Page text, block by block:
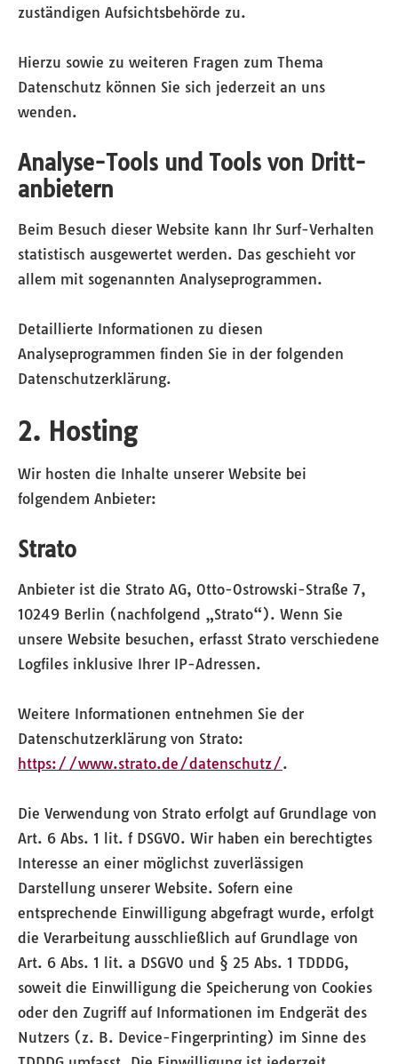
zuständigen Aufsichtsbehörde zu.
Hierzu sowie zu weiteren Fragen zum Thema
Datenschutz können Sie sich jederzeit an uns
wenden.
Analyse-Tools und Tools von Dritt­
anbietern
Beim Besuch dieser Website kann Ihr Surf-Verhalten
statistisch ausgewertet werden. Das geschieht vor
allem mit sogenannten Analyseprogrammen.
Detaillierte Informationen zu diesen
Analyseprogrammen finden Sie in der folgenden
Datenschutzerklärung.
2. Hosting
Wir hosten die Inhalte unserer Website bei
folgendem Anbieter:
Strato
Anbieter ist die Strato AG, Otto-Ostrowski-Straße 7,
10249 Berlin (nachfolgend „Strato“). Wenn Sie
unsere Website besuchen, erfasst Strato verschiedene
Logfiles inklusive Ihrer IP-Adressen.
Weitere Informationen entnehmen Sie der
Datenschutzerklärung von Strato:
https://www.strato.de/datenschutz/.
Die Verwendung von Strato erfolgt auf Grundlage von
Art. 6 Abs. 1 lit. f DSGVO. Wir haben ein berechtigtes
Interesse an einer möglichst zuverlässigen
Darstellung unserer Website. Sofern eine
entsprechende Einwilligung abgefragt wurde, erfolgt
die Verarbeitung ausschließlich auf Grundlage von
Art. 6 Abs. 1 lit. a DSGVO und § 25 Abs. 1 TDDDG,
soweit die Einwilligung die Speicherung von Cookies
oder den Zugriff auf Informationen im Endgerät des
Nutzers (z. B. Device-Fingerprinting) im Sinne des